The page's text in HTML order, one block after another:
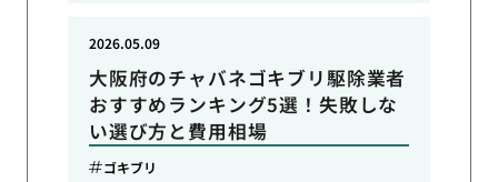
大阪府のチャバネゴキブリ駆除業者
おすすめランキング5選！失敗しな
い選び方と費用相場
2026.05.09
ゴキブリ